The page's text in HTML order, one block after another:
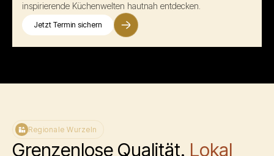
inspirierende Küchenwelten hautnah entdecken.
Jetzt Termin sichern
Regionale Wurzeln
Grenzenlose Qualität. Lokal